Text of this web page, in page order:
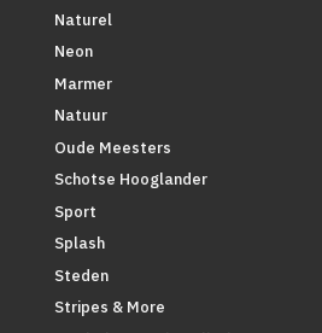
Naturel
Neon
Marmer
Natuur
Oude Meesters
Schotse Hooglander
Sport
Splash
Steden
Stripes & More